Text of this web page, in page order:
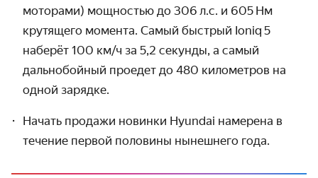
моторами) мощностью до 306 л.с. и 605 Нм
крутящего момента. Самый быстрый Ioniq 5
наберёт 100 км/ч за 5,2 секунды, а самый
дальнобойный проедет до 480 километров на
одной зарядке.
Начать продажи новинки Hyundai намерена в
течение первой половины нынешнего года.